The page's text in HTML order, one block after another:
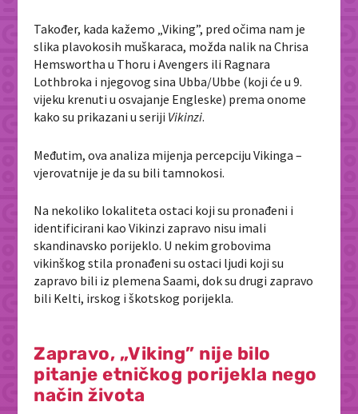
Također, kada kažemo „Viking”, pred očima nam je
slika plavokosih muškaraca, možda nalik na Chrisa
Hemswortha u Thoru i Avengers ili Ragnara
Lothbroka i njegovog sina Ubba/Ubbe (koji će u 9.
vijeku krenuti u osvajanje Engleske) prema onome
kako su prikazani u seriji Vikinzi.
Međutim, ova analiza mijenja percepciju Vikinga –
vjerovatnije je da su bili tamnokosi.
Na nekoliko lokaliteta ostaci koji su pronađeni i
identificirani kao Vikinzi zapravo nisu imali
skandinavsko porijeklo. U nekim grobovima
vikinškog stila pronađeni su ostaci ljudi koji su
zapravo bili iz plemena Saami, dok su drugi zapravo
bili Kelti, irskog i škotskog porijekla.
Zapravo, „Viking” nije bilo
pitanje etničkog porijekla nego
način života